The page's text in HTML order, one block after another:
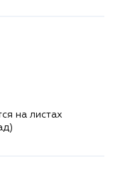
на листах